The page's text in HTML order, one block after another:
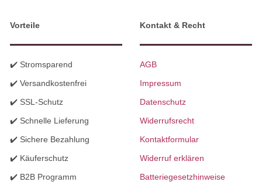
Vorteile
✔️ Stromsparend
✔️ Versandkostenfrei
✔️ SSL-Schutz
✔️ Schnelle Lieferung
✔️ Sichere Bezahlung
✔️ Käuferschutz
✔️ B2B Programm
Kontakt & Recht
AGB
Impressum
Datenschutz
Widerrufsrecht
Kontaktformular
Widerruf erklären
Batteriegesetzhinweise